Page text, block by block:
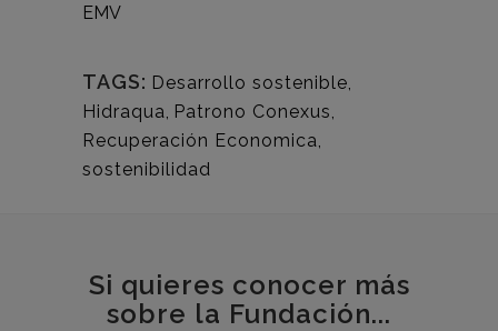
EMV
TAGS: Desarrollo sostenible
Hidraqua Patrono Conexus
Recuperación Economica
sostenibilidad
Si quieres conocer más
sobre la Fundación...